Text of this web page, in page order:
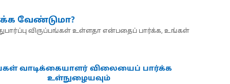
வேண்டுமா?
விருப்பங்கள் உள்ளதா என்பதைப் பார்க்க, உங்கள்
வாடிக்கையாளர் விலையைப் பார்க்க
உள்நுழையவும்